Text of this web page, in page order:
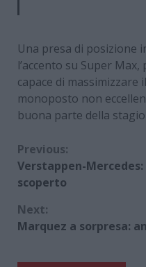
Una presa di posizione
l’accento su Super
capace di massimizzare
monoposto non
buona parte della
Continue
Reading
Previous:
Verstappen-Mercedes:
scoperto
Next:
Marquez a sorpresa: